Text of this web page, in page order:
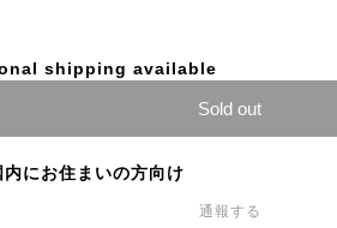
shipping available
Sold out
内にお住まいの方向け
通報する